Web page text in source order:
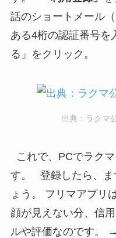
話のショートメール
ある4桁の認証番号を
る」をクリック。
出典：ラクマ
これで、PCでラク
す。 登録したら、ま
ょう。 フリマアプリ
顔が見えない分、信
ルや評価なのです。 →